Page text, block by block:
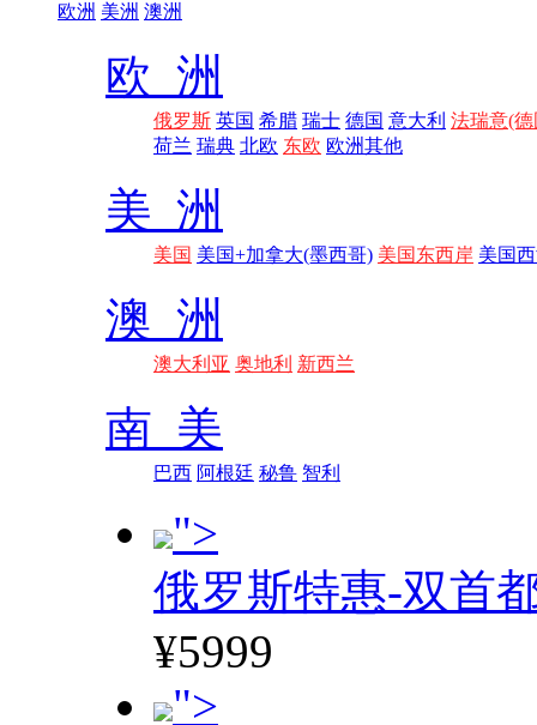
欧洲 美洲 澳洲
欧 洲
俄罗斯 英国 希腊 瑞士 德国 意大利 法瑞意(德
荷兰 瑞典 北欧 东欧 欧洲其他
美 洲
美国 美国+加拿大(墨西哥) 美国东西岸 美国
澳 洲
澳大利亚 奥地利 新西兰
南 美
巴西 阿根廷 秘鲁 智利
">
俄罗斯特惠-双首
¥5999
">